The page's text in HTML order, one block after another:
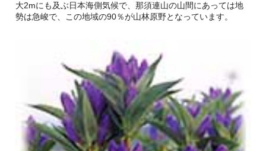
大2mにも及ぶ日本海側気候で、那須連山の山間にあっては地
勢は急峻で、この地域の90％が山林原野となっています。